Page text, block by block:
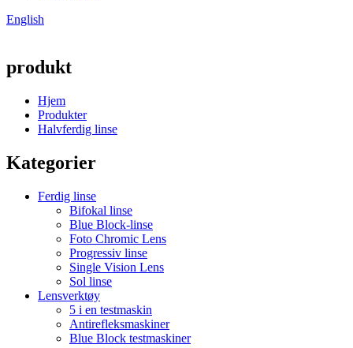
English
produkt
Hjem
Produkter
Halvferdig linse
Kategorier
Ferdig linse
Bifokal linse
Blue Block-linse
Foto Chromic Lens
Progressiv linse
Single Vision Lens
Sol linse
Lensverktøy
5 i en testmaskin
Antirefleksmaskiner
Blue Block testmaskiner